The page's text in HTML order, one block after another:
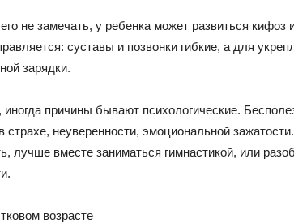
не замечать, у ребенка может развиться кифоз
суставы и позвонки гибкие, а для
зарядки.
причины бывают психологические.
страхе, неуверенности, эмоциональной
лучше вместе заниматься гимнастикой, или
возрасте